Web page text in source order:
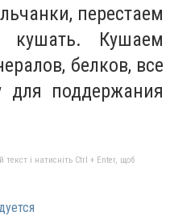
перестаем
кушать. Кушаем
белков, все
для поддержания
і натисніть Ctrl + Enter, щоб